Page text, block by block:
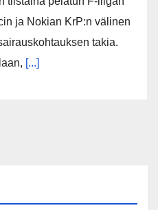
ja Nokian KrP:n välinen
takia.
[...]